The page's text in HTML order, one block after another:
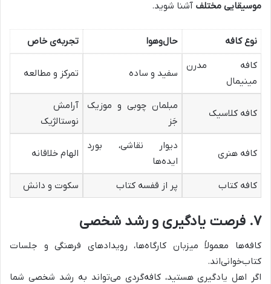
موسیقایی مختلف آشنا شوید.
نوع کافه حال‌و‌هوا
تجربه‌ی خاص
کافه مدرن
مینیمال
سفید و ساده تمرکز و مطالعه
کافه کلاسیک
مبلمان چوبی و موزیک
جَز
آرامش
نوستالژیک
کافه هنری
دیوار نقاشی، بورد
ایده‌ها
الهام خلاقانه
کافه کتاب پر از قفسه کتاب سکوت و دانش
۷. فرصت یادگیری و رشد شخصی
کافه‌ها معمولاً میزبان کارگاه‌ها، رویدادهای فرهنگی و جلسات
کتاب‌خوانی‌اند.
اگر اهل یادگیری هستید، کافه‌گردی می‌تواند به رشد شخصی شما